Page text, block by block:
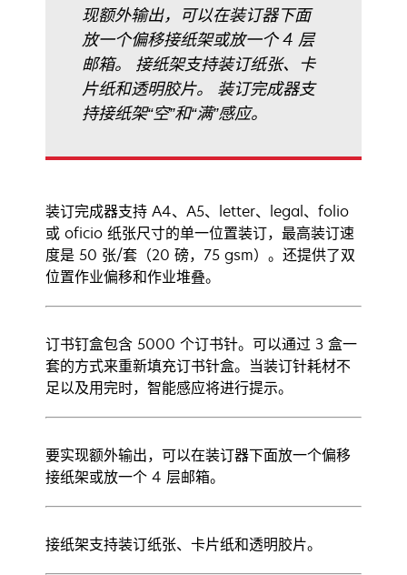
现额外输出，可以在装订器下面
放一个偏移接纸架或放一个 4 层
邮箱。 接纸架支持装订纸张、卡
片纸和透明胶片。 装订完成器支
持接纸架“空”和“满”感应。
装订完成器支持 A4、A5、letter、legal、folio
或 oficio 纸张尺寸的单一位置装订，最高装订速
度是 50 张/套（20 磅，75 gsm）。还提供了双
位置作业偏移和作业堆叠。
订书钉盒包含 5000 个订书针。可以通过 3 盒一
套的方式来重新填充订书针盒。当装订针耗材不
足以及用完时，智能感应将进行提示。
要实现额外输出，可以在装订器下面放一个偏移
接纸架或放一个 4 层邮箱。
接纸架支持装订纸张、卡片纸和透明胶片。